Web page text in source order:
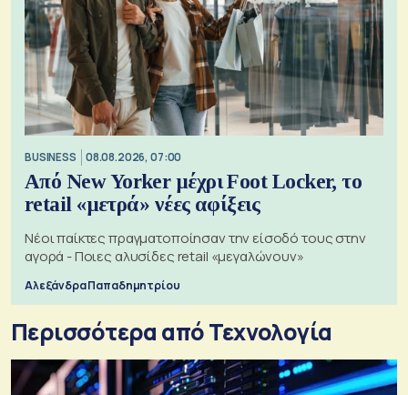
BUSINESS 08.08.2026, 07:00
Από New Yorker μέχρι Foot Locker, το
retail «μετρά» νέες αφίξεις
Νέοι παίκτες πραγματοποίησαν την είσοδό τους στην
αγορά - Ποιες αλυσίδες retail «μεγαλώνουν»
Αλεξάνδρα Παπαδημητρίου
Περισσότερα από Τεχνολογία